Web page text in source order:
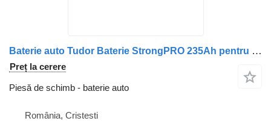
Baterie auto Tudor Baterie StrongPRO 235Ah pentru camion Tudor TE2353
Preț la cerere
Piesă de schimb - baterie auto
România, Cristesti